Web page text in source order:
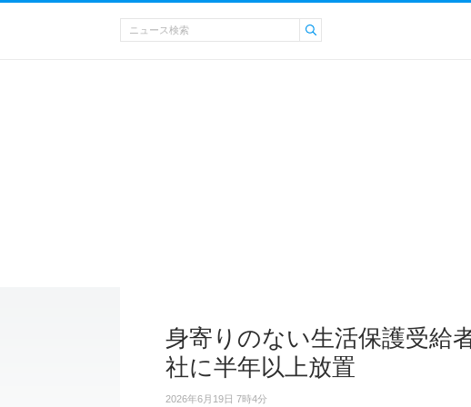
身寄りのない生活保護受給
社に半年以上放置
2026年6月19日 7時4分